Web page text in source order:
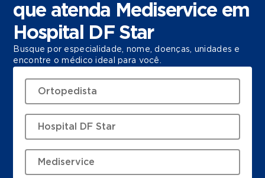
que atenda Mediservice em
Hospital DF Star
Busque por especialidade, nome, doenças, unidades e
encontre o médico ideal para você.